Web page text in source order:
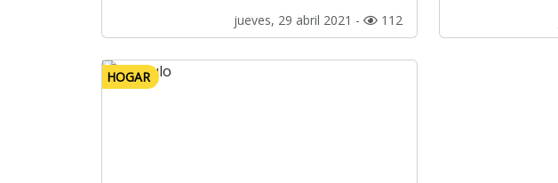
jueves, 29 abril 2021 - 112
HOGAR